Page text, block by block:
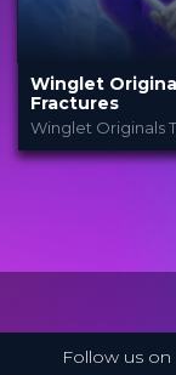
Winglet
Fractures
Follow us on